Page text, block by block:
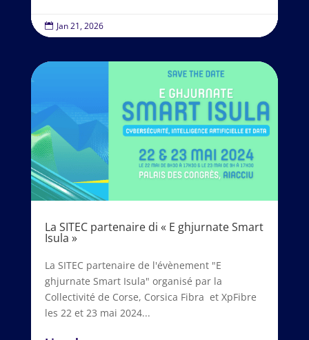
 Jan 21, 2026
La SITEC partenaire di « E ghjurnate Smart
Isula »
La SITEC partenaire de l'évènement "E
ghjurnate Smart Isula" organisé par la
Collectivité de Corse, Corsica Fibra et XpFibre
les 22 et 23 mai 2024...